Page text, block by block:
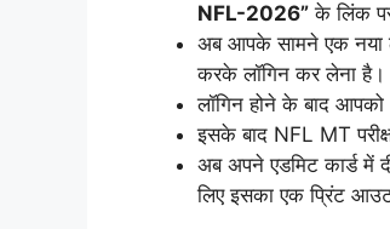
NFL-2026” के लिंक
अब आपके सामने एक नया
करके लॉगिन कर लेना है।
लॉगिन होने के बाद आपको
इसके बाद NFL MT
अब अपने एडमिट कार्ड में
लिए इसका एक प्रिंट